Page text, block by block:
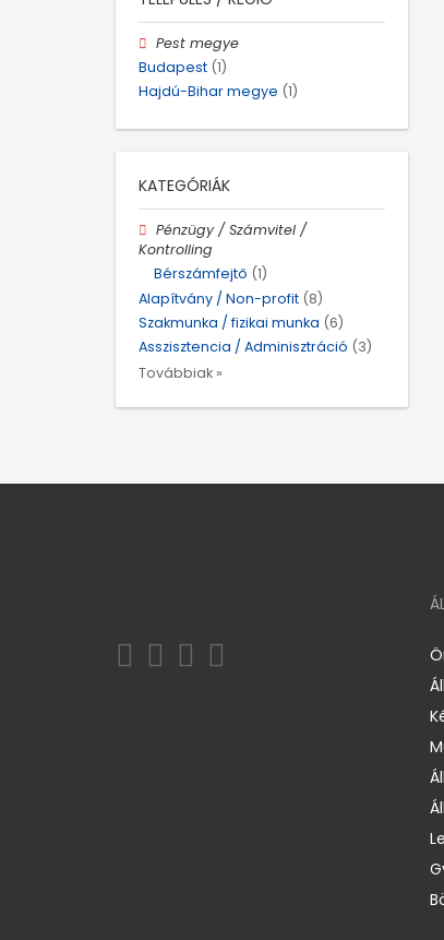
Pest megye
Budapest (1)
Hajdú-Bihar megye (1)
KATEGÓRIÁK
Pénzügy / Számvitel /
Kontrolling
Bérszámfejtő (1)
Alapítvány / Non-profit (8)
Szakmunka / fizikai munka (6)
Asszisztencia / Adminisztráció (3)
Továbbiak »